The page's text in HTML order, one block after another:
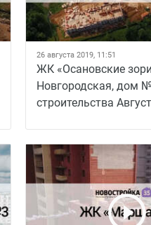
26 августа 2019, 11:51
ЖК «Осановские
Новгородская, дом
строительства